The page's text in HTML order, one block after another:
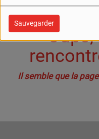
Sauvegarder
Il semble que la